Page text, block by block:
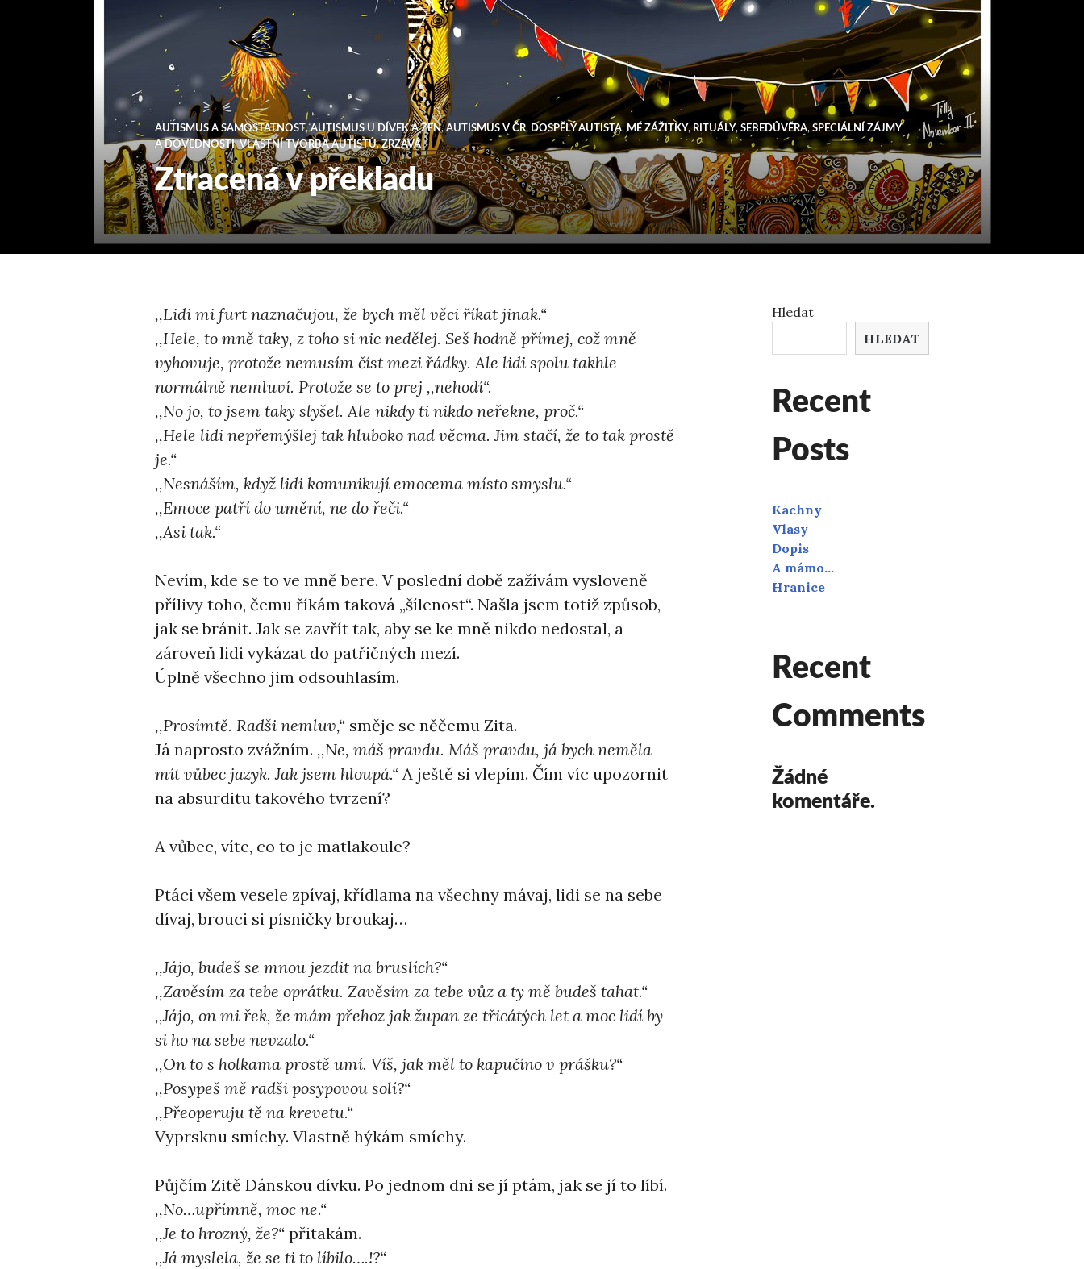
AUTISMUS A SAMOSTATNOST,AUTISMUS U DÍVEK A ŽEN,AUTISMUS V ČR, DOSPĚLÝ AUTISTA, MÉ ZÁŽITKY,RITUÁLY, SEBEDŮVĚRA, SPECIÁLNÍ ZÁJMY
A DOVEDNOSTI,VLASTNÍ TVORBA AUTISTŮ,ZRZAVÁ
Ztracená v překladu
,,Lidi mi furt naznačujou, že bych měl věci říkat jinak.“
,,Hele, to mně taky, z toho si nic nedělej. Seš hodně přímej, což mně
vyhovuje, protože nemusím číst mezi řádky. Ale lidi spolu takhle
normálně nemluví. Protože se to prej ,,nehodí“.
,,No jo, to jsem taky slyšel. Ale nikdy ti nikdo neřekne, proč.“
,,Hele lidi nepřemýšlej tak hluboko nad věcma. Jim stačí, že to tak prostě
je.“
,,Nesnáším, když lidi komunikují emocema místo smyslu.“
,,Emoce patří do umění, ne do řeči.“
,,Asi tak.“
Nevím, kde se to ve mně bere. V poslední době zažívám vysloveně
přílivy toho, čemu říkám taková ,,šílenost“. Našla jsem totiž způsob,
jak se bránit. Jak se zavřít tak, aby se ke mně nikdo nedostal, a
zároveň lidi vykázat do patřičných mezí.
Úplně všechno jim odsouhlasím.
,,Prosímtě. Radši nemluv,“ směje se něčemu Zita.
Já naprosto zvážním. ,,Ne, máš pravdu. Máš pravdu, já bych neměla
mít vůbec jazyk. Jak jsem hloupá.“ A ještě si vlepím. Čím víc upozornit
na absurditu takového tvrzení?
A vůbec, víte, co to je matlakoule?
Ptáci všem vesele zpívaj, křídlama na všechny mávaj, lidi se na sebe
dívaj, brouci si písničky broukaj…
,,Jájo, budeš se mnou jezdit na bruslích?“
,,Zavěsím za tebe oprátku. Zavěsím za tebe vůz a ty mě budeš tahat.“
,,Jájo, on mi řek, že mám přehoz jak župan ze třicátých let a moc lidí by
si ho na sebe nevzalo.“
,,On to s holkama prostě umí. Víš, jak měl to kapučíno v prášku?“
,,Posypeš mě radši posypovou solí?“
,,Přeoperuju tě na krevetu.“
Vyprsknu smíchy. Vlastně hýkám smíchy.
Půjčím Zitě Dánskou dívku. Po jednom dni se jí ptám, jak se jí to líbí.
,,No…upřímně, moc ne.“
,,Je to hrozný, že?“ přitakám.
,,Já myslela, že se ti to líbilo….!?“
Hledat
HLEDAT
Recent
Posts
Kachny
Vlasy
Dopis
A mámo…
Hranice
Recent
Comments
Žádné
komentáře.